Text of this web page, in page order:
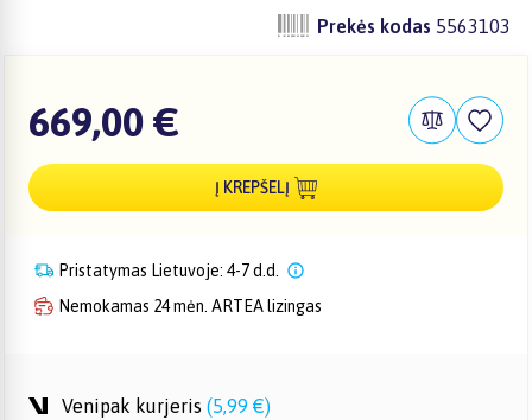
Prekės kodas 5563103
669,00 €
Į KREPŠELĮ
Pristatymas Lietuvoje: 4-7 d.d.
Nemokamas 24 mėn. ARTEA lizingas
Venipak kurjeris (5,99 €)